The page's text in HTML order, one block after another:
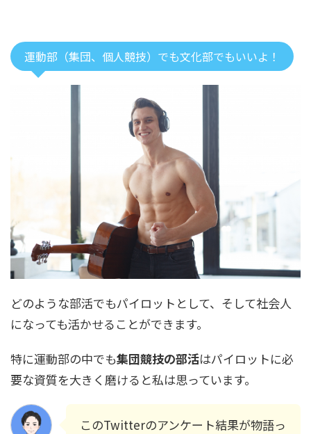
運動部（集団、個人競技）でも文化部でもいいよ！
どのような部活でもパイロットとして、そして社会人
になっても活かせることができます。
特に運動部の中でも集団競技の部活はパイロットに必
要な資質を大きく磨けると私は思っています。
このTwitterのアンケート結果が物語っ